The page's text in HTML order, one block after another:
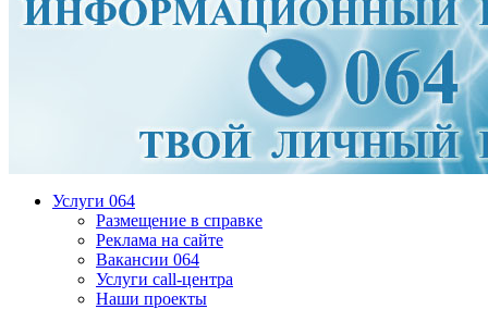
Услуги 064
Размещение в справке
Реклама на сайте
Вакансии 064
Услуги call-центра
Наши проекты